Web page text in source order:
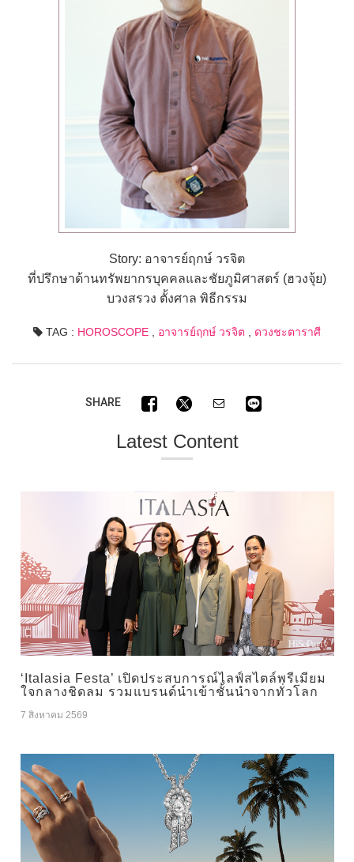
Story: อาจารย์ฤกษ์ วรจิต
ที่ปรึกษาด้านทรัพยากรบุคคลและชัยภูมิศาสตร์ (ฮวงจุ้ย)
บวงสรวง ตั้งศาล พิธีกรรม
TAG : HOROSCOPE อาจารย์ฤกษ์ วรจิต ดวงชะตาราศี
SHARE
Latest Content
‘Italasia Festa’ เปิดประสบการณ์ไลฟ์สไตล์พรีเมียม
ใจกลางชิดลม รวมแบรนด์นำเข้าชั้นนำจากทั่วโลก
7 สิงหาคม 2569